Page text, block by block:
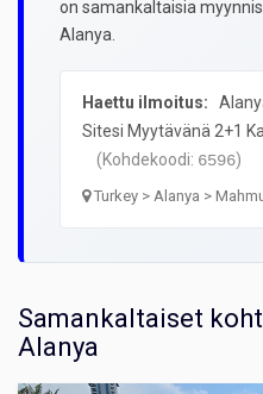
on samankaltaisia
Alanya.
Haettu ilmoitus:
Sitesi Myytävänä 2+1
(Kohdekoodi: 6596)
Turkey > Alanya >
Samankaltaiset
Alanya